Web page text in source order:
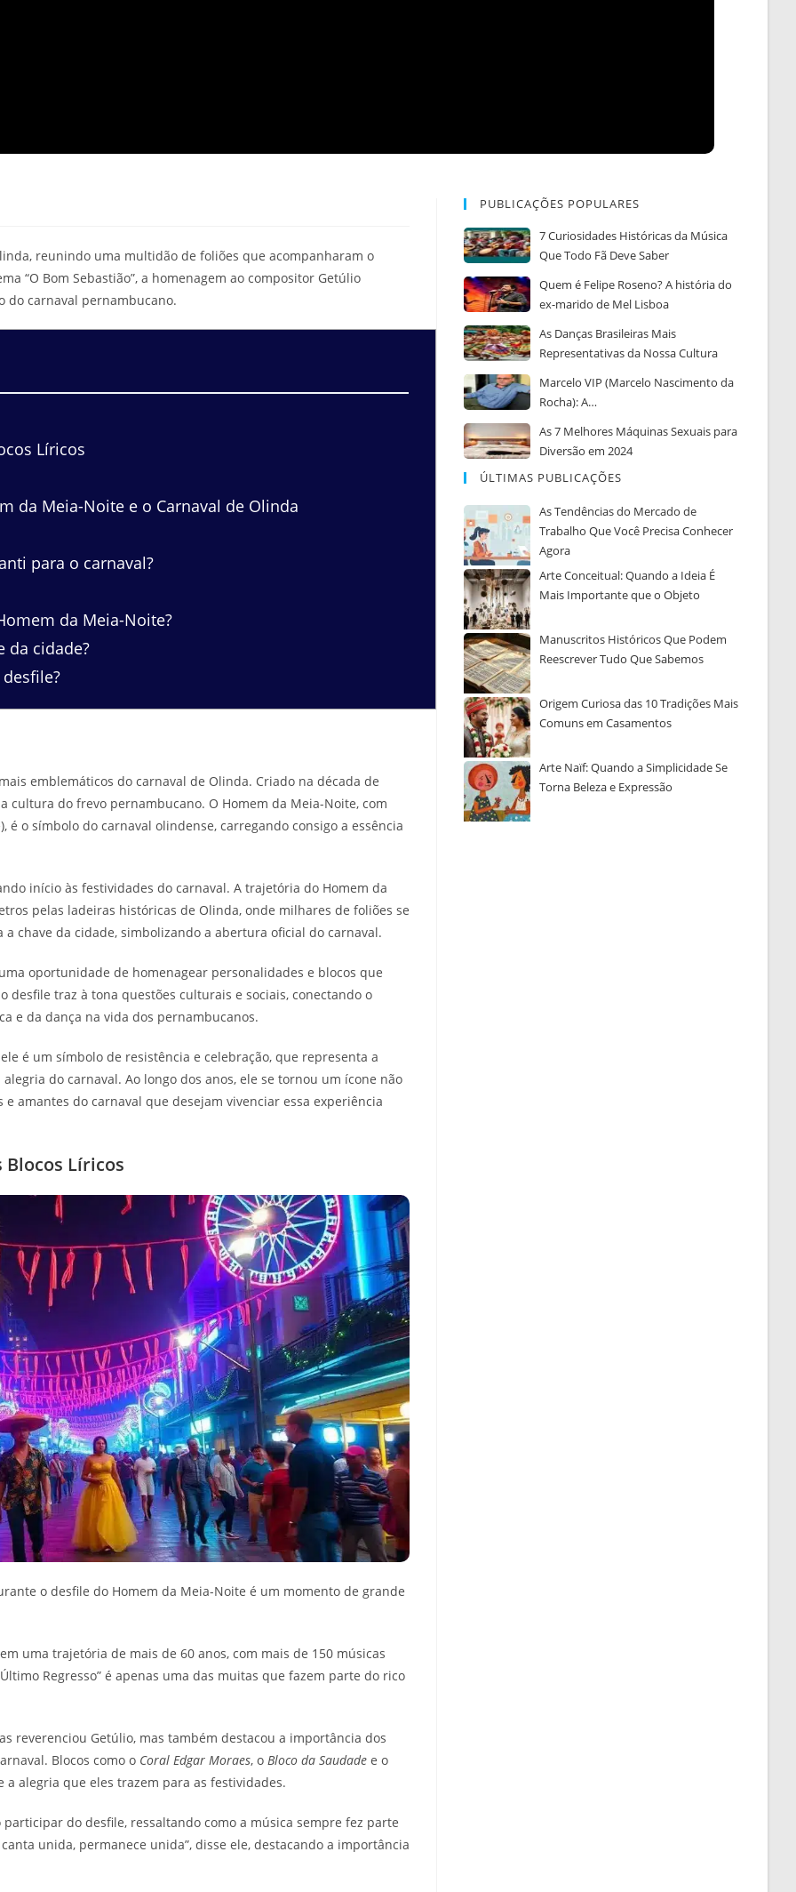
reunindo uma multidão de foliões que acompanharam o
“O Bom Sebastião”, a homenagem ao compositor Getúlio
do carnaval pernambucano.
Líricos
da Meia-Noite e o Carnaval de Olinda
para o carnaval?
da Meia-Noite?
da cidade?
emblemáticos do carnaval de Olinda. Criado na década de
cultura do frevo pernambucano. O Homem da Meia-Noite, com
o símbolo do carnaval olindense, carregando consigo a essência
início às festividades do carnaval. A trajetória do Homem da
pelas ladeiras históricas de Olinda, onde milhares de foliões se
chave da cidade, simbolizando a abertura oficial do carnaval.
oportunidade de homenagear personalidades e blocos que
desfile traz à tona questões culturais e sociais, conectando o
e da dança na vida dos pernambucanos.
é um símbolo de resistência e celebração, que representa a
do carnaval. Ao longo dos anos, ele se tornou um ícone não
amantes do carnaval que desejam vivenciar essa experiência
Líricos
o desfile do Homem da Meia-Noite é um momento de grande
uma trajetória de mais de 60 anos, com mais de 150 músicas
Regresso” é apenas uma das muitas que fazem parte do rico
reverenciou Getúlio, mas também destacou a importância dos
Blocos como o Coral Edgar Moraes, o Bloco da Saudade e o
alegria que eles trazem para as festividades.
do desfile, ressaltando como a música sempre fez parte
unida, permanece unida”, disse ele, destacando a importância
PUBLICAÇÕES POPULARES
7 Curiosidades Históricas da Música
Que Todo Fã Deve Saber
Quem é Felipe Roseno? A história do
ex-marido de Mel Lisboa
As Danças Brasileiras Mais
Representativas da Nossa Cultura
Marcelo VIP (Marcelo Nascimento da
Rocha): A…
As 7 Melhores Máquinas Sexuais para
Diversão em 2024
ÚLTIMAS PUBLICAÇÕES
As Tendências do Mercado de
Trabalho Que Você Precisa Conhecer
Agora
Arte Conceitual: Quando a Ideia É
Mais Importante que o Objeto
Manuscritos Históricos Que Podem
Reescrever Tudo Que Sabemos
Origem Curiosa das 10 Tradições Mais
Comuns em Casamentos
Arte Naïf: Quando a Simplicidade Se
Torna Beleza e Expressão